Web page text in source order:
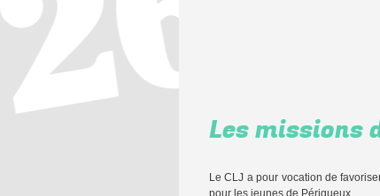
Les missions
Le CLJ a pour vocation de